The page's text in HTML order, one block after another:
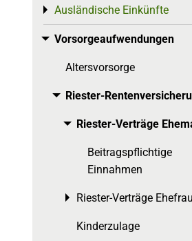
Ausländische Einkünfte
Toggle menu
Vorsorgeaufwendungen
Toggle menu
Altersvorsorge
Riester-
Toggle menu
Riester-Verträge
Toggle menu
Beitragspflichtige
Einnahmen
Riester-Verträge Ehefrau
Toggle menu
Kinderzulage